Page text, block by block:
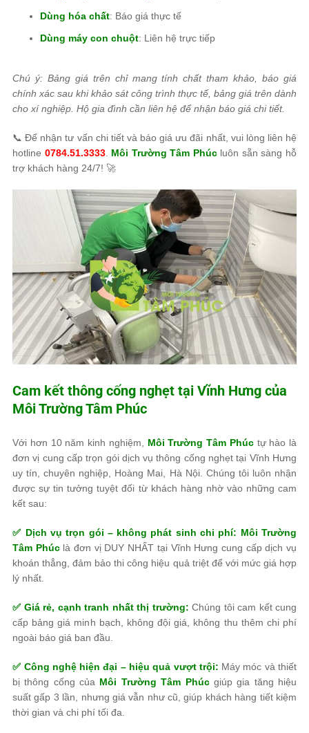
Dùng hóa chất: Báo giá thực tế
Dùng máy con chuột: Liên hệ trực tiếp
Chú ý: Bảng giá trên chỉ mang tính chất tham khảo, báo giá
chính xác sau khi khảo sát công trình thực tế, bảng giá trên dành
cho xí nghiệp. Hộ gia đình cần liên hệ để nhận báo giá chi tiết.
📞 Để nhận tư vấn chi tiết và báo giá ưu đãi nhất, vui lòng liên hệ
hotline 0784.51.3333. Môi Trường Tâm Phúcluôn sẵn sàng hỗ
trợ khách hàng 24/7! 🚀
Cam kết thông cống nghẹt tại Vĩnh Hưng của
Môi Trường Tâm Phúc
Với hơn 10 năm kinh nghiệm, Môi Trường Tâm Phúctự hào là
đơn vị cung cấp trọn gói dịch vụ thông cống nghẹt tại Vĩnh Hưng
uy tín, chuyên nghiệp, Hoàng Mai, Hà Nội. Chúng tôi luôn nhận
được sự tin tưởng tuyệt đối từ khách hàng nhờ vào những cam
kết sau:
✅ Dịch vụ trọn gói – không phát sinh chi phí: Môi Trường
Tâm Phúclà đơn vị DUY NHẤT tại Vĩnh Hưng cung cấp dịch vụ
khoán thẳng, đảm bảo thi công hiệu quả triệt để với mức giá hợp
lý nhất.
✅ Giá rẻ, cạnh tranh nhất thị trường:Chúng tôi cam kết cung
cấp bảng giá minh bạch, không đội giá, không thu thêm chi phí
ngoài báo giá ban đầu.
✅ Công nghệ hiện đại – hiệu quả vượt trội: Máy móc và thiết
bị thông cống của Môi Trường Tâm Phúcgiúp gia tăng hiệu
suất gấp 3 lần, nhưng giá vẫn như cũ, giúp khách hàng tiết kiệm
thời gian và chi phí tối đa.